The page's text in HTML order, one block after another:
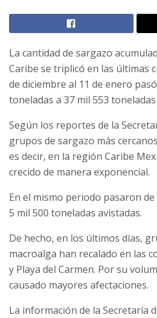
La cantidad de sargazo
Caribe se triplicó en las últimas
de diciembre al 11 de enero
toneladas a 37 mil 553
Según los reportes de la
grupos de sargazo más
es decir, en la región Caribe
crecido de manera exponencial.
En el mismo periodo pasaron
5 mil 500 toneladas avistadas.
De hecho, en los últimos días,
macroalga han recalado en las
y Playa del Carmen. Por su
causado mayores afectaciones.
La información de la Secretaría